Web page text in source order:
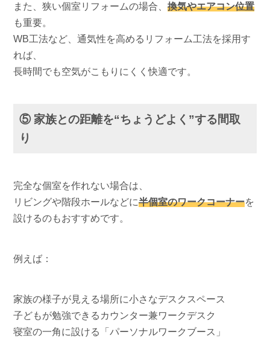
また、狭い個室リフォームの場合、換気やエアコン位置
も重要。
WB工法など、通気性を高めるリフォーム工法を採用す
れば、
長時間でも空気がこもりにくく快適です。
⑤ 家族との距離を“ちょうどよく”する間取
り
完全な個室を作れない場合は、
リビングや階段ホールなどに半個室のワークコーナーを
設けるのもおすすめです。
例えば：
家族の様子が見える場所に小さなデスクスペース
子どもが勉強できるカウンター兼ワークデスク
寝室の一角に設ける「パーソナルワークブース」